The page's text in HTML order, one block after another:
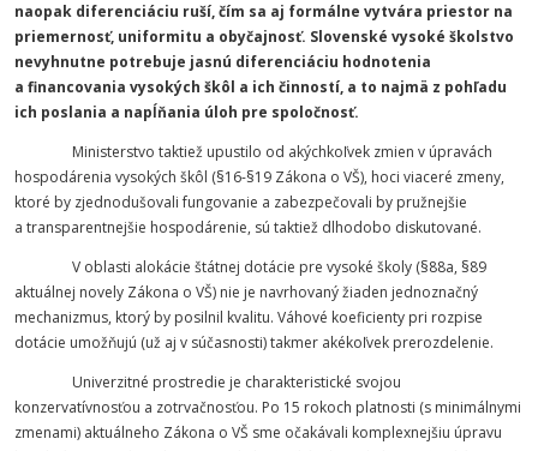
naopak diferenciáciu ruší, čím sa aj formálne vytvára priestor na
priemernosť, uniformitu a obyčajnosť. Slovenské vysoké školstvo
nevyhnutne potrebuje jasnú diferenciáciu hodnotenia
a financovania vysokých škôl a ich činností, a to najmä z pohľadu
ich poslania a napĺňania úloh pre spoločnosť.
Ministerstvo taktiež upustilo od akýchkoľvek zmien v úpravách
hospodárenia vysokých škôl (§16-§19 Zákona o VŠ), hoci viaceré zmeny,
ktoré by zjednodušovali fungovanie a zabezpečovali by pružnejšie
a transparentnejšie hospodárenie, sú taktiež dlhodobo diskutované.
V oblasti alokácie štátnej dotácie pre vysoké školy (§88a, §89
aktuálnej novely Zákona o VŠ) nie je navrhovaný žiaden jednoznačný
mechanizmus, ktorý by posilnil kvalitu. Váhové koeficienty pri rozpise
dotácie umožňujú (už aj v súčasnosti) takmer akékoľvek prerozdelenie.
Univerzitné prostredie je charakteristické svojou
konzervatívnosťou a zotrvačnosťou. Po 15 rokoch platnosti (s minimálnymi
zmenami) aktuálneho Zákona o VŠ sme očakávali komplexnejšiu úpravu